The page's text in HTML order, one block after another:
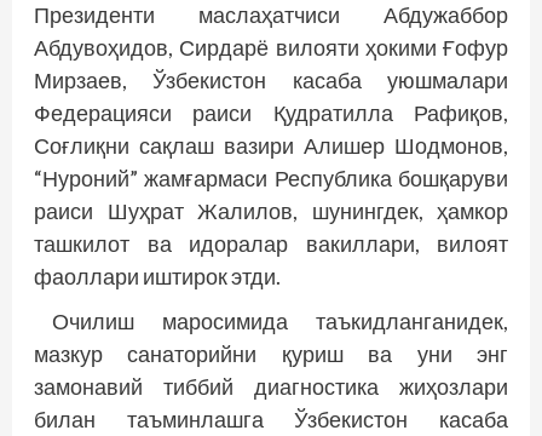
Президенти маслаҳатчиси Абдужаббор
Абдувоҳидов, Сирдарё вилояти ҳокими Ғофур
Мирзаев, Ўзбекистон касаба уюшмалари
Федерацияси раиси Қудратилла Рафиқов,
Соғлиқни сақлаш вазири Алишер Шодмонов,
“Нуроний” жамғармаси Республика бошқаруви
раиси Шуҳрат Жалилов, шунингдек, ҳамкор
ташкилот ва идоралар вакиллари, вилоят
фаоллари иштирок этди.
Очилиш маросимида таъкидланганидек,
мазкур санаторийни қуриш ва уни энг
замонавий тиббий диагностика жиҳозлари
билан таъминлашга Ўзбекистон касаба